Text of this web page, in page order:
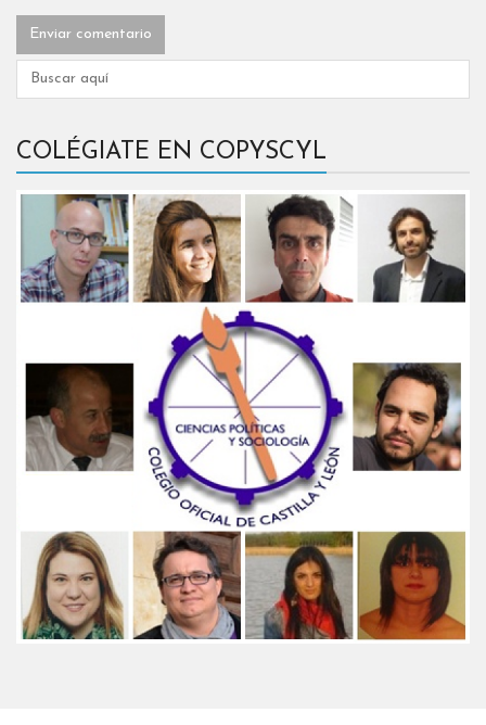
COLÉGIATE EN COPYSCYL